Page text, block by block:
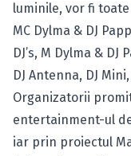
luminile, vor fi toate
MC Dylma & DJ
DJ’s, M Dylma &
DJ Antenna, DJ
Organizatorii
entertainment-ul
iar prin proiectul